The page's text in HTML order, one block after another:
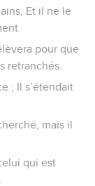
Et il ne le
pour que
retranchés.
; Il s’étendait
mais il
qui est